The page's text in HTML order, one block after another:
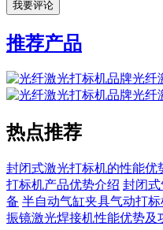
推荐产品
光纤
光纤
热点推荐
封闭式激光打标机的性能优
打标机产品优势介绍 封闭
备 半自动气缸夹具气动打
振镜激光焊接机性能优势及